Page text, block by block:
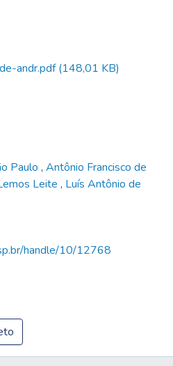
andr.pdf(148,01 KB)
Paulo , Antônio Francisco de
Leite , Luís Antônio de
handle/10/12768